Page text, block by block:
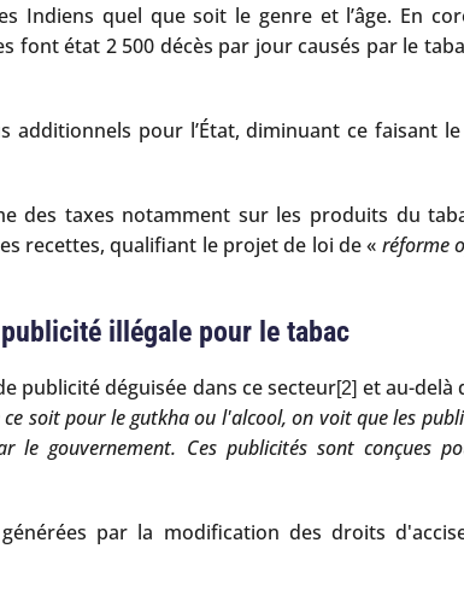
Indiens quel que soit le genre et l’âge. En
état 2 500 décès par jour causés par le
additionnels pour l’État, diminuant ce
des taxes notamment sur les produits du
recettes, qualifiant le projet de loi de « réforme
illégale pour le tabac
publicité déguisée dans ce secteur[2] et au-delà
ce soit pour le gutkha ou l'alcool, on voit que les
gouvernement. Ces publicités sont conçues
par la modification des droits